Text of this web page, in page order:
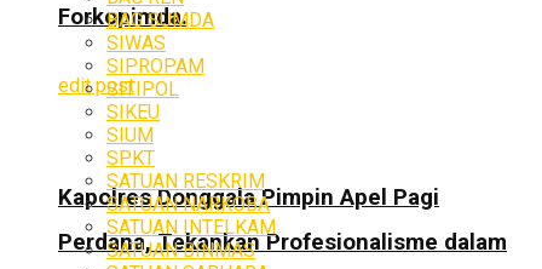
Forkopimda.
edit post
Kapolres Donggala Pimpin Apel Pagi
Perdana, Tekankan Profesionalisme dalam
BAG SUMDA
SIWAS
SIPROPAM
SITIPOL
SIKEU
SIUM
SPKT
SATUAN RESKRIM
SATUAN NARKOBA
SATUAN INTELKAM
SATUAN BINMAS